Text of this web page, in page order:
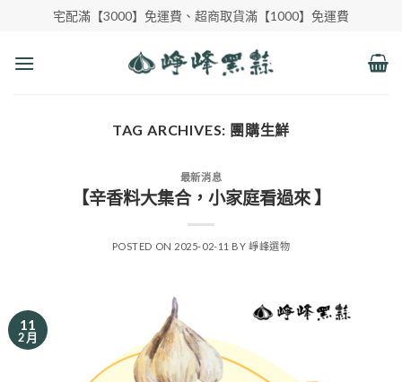
content
宅配滿【3000】免運費、超商取貨滿【1000】免運費
TAG ARCHIVES: 團購生鮮
最新消息
【辛香料大集合，小家庭看過來 】
POSTED ON 2025-02-11 BY崢峰選物
11
2 月